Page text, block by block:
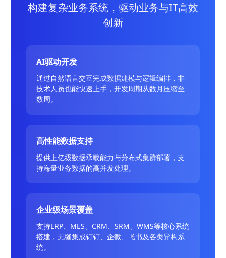
构建复杂业务系统，驱动业务与IT高效
创新
AI驱动开发
通过自然语言交互完成数据建模与逻辑编排，非
技术人员也能快速上手，开发周期从数月压缩至
数周。
高性能数据支持
提供上亿级数据承载能力与分布式集群部署，支
持海量业务数据的高并发处理。
企业级场景覆盖
支持ERP、MES、CRM、SRM、WMS等核心系统
搭建，无缝集成钉钉、企微、飞书及各类异构系
统。